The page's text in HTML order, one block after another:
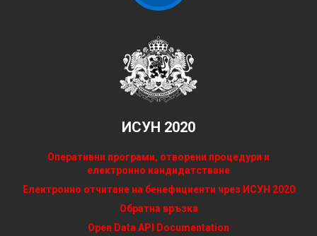
ИСУН 2020
Оперативни програми, отворени процедури и
електронно кандидатстване
Електронно отчитане на бенефициенти чрез ИСУН 2020
Обратна връзка
Open Data API Documentation